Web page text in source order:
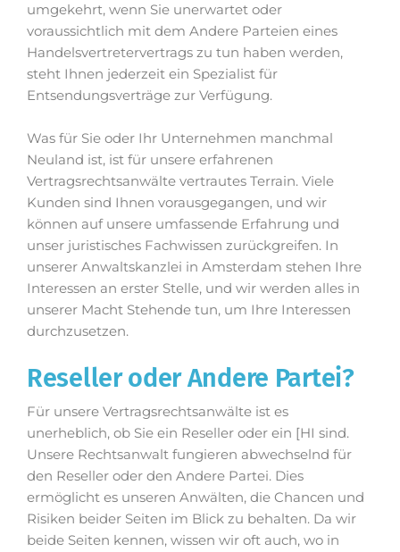
umgekehrt, wenn Sie unerwartet oder
voraussichtlich mit dem Andere Parteien eines
Handelsvertretervertrags zu tun haben werden,
steht Ihnen jederzeit ein Spezialist für
Entsendungsverträge zur Verfügung.
Was für Sie oder Ihr Unternehmen manchmal
Neuland ist, ist für unsere erfahrenen
Vertragsrechtsanwälte vertrautes Terrain. Viele
Kunden sind Ihnen vorausgegangen, und wir
können auf unsere umfassende Erfahrung und
unser juristisches Fachwissen zurückgreifen. In
unserer Anwaltskanzlei in Amsterdam stehen Ihre
Interessen an erster Stelle, und wir werden alles in
unserer Macht Stehende tun, um Ihre Interessen
durchzusetzen.
Reseller oder Andere Partei?
Für unsere Vertragsrechtsanwälte ist es
unerheblich, ob Sie ein Reseller oder ein [HI sind.
Unsere Rechtsanwalt fungieren abwechselnd für
den Reseller oder den Andere Partei. Dies
ermöglicht es unseren Anwälten, die Chancen und
Risiken beider Seiten im Blick zu behalten. Da wir
beide Seiten kennen, wissen wir oft auch, wo in